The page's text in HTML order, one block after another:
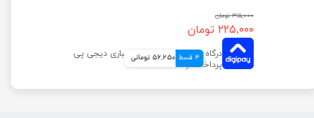
۳۱۵,۰۰۰ تومان
۲۲۵,۰۰۰ تومان
4 قسط 56,250 تومانی